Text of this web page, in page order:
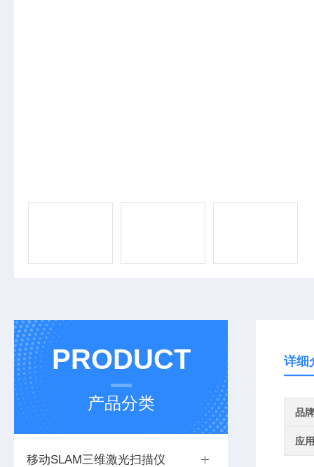
PRODUCT
产品分类
移动SLAM三维激光扫描仪
详细
品牌
应